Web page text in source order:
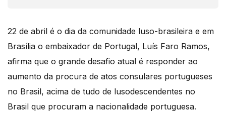
22 de abril é o dia da comunidade luso-brasileira e em
Brasília o embaixador de Portugal, Luís Faro Ramos,
afirma que o grande desafio atual é responder ao
aumento da procura de atos consulares portugueses
no Brasil, acima de tudo de lusodescendentes no
Brasil que procuram a nacionalidade portuguesa.